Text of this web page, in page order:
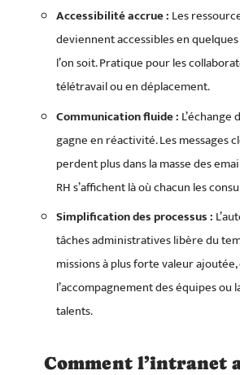
Accessibilité accrue : Les
deviennent accessibles en
l’on soit. Pratique pour les
télétravail ou en déplacement.
Communication fluide :
gagne en réactivité. Les messages
perdent plus dans la masse des
RH s’affichent là où chacun les
Simplification des processus :
tâches administratives libère du
missions à plus forte valeur
l’accompagnement des équipes ou
talents.
Comment l’intranet